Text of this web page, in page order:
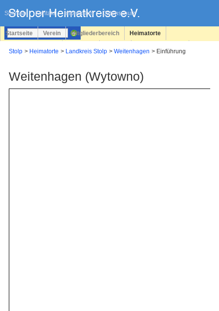
Sitemap Kontakt Impressum Datenschutz
überspringen
Startseite Verein Mitgliederbereich Heimatorte
Stolp Heimatorte Landkreis Stolp Weitenhagen Einführung
Weitenhagen (Wytowno)